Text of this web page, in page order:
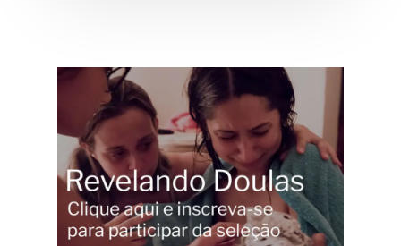
Gisele Leal
Na Mídia
Para
Consultas
Pré-Natal
Parto Domiciliar
Para